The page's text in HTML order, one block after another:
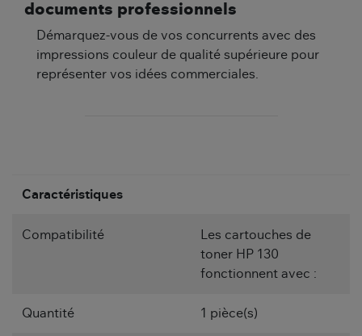
documents professionnels
Démarquez-vous de vos concurrents avec des
impressions couleur de qualité supérieure pour
représenter vos idées commerciales.
Caractéristiques
Compatibilité
Les cartouches de
toner HP 130
fonctionnent avec :
Quantité 1 pièce(s)